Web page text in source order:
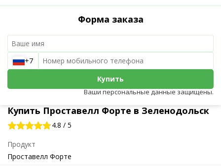
Купить Проставелл Форте в Зеленодольск
4.8 / 5
Продукт
Проставелл Форте
Форма заказа
+7
Купить
Ваши персональные данные защищены.